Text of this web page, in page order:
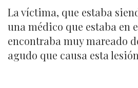
La víctima, que estaba
una médico que estaba en
encontraba muy mareado
agudo que causa esta